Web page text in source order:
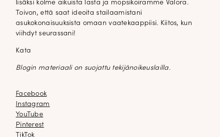
lisäksi kolme aikuista lasta ja mopsikoiramme Valora.
Toivon, että saat ideoita stailaamistani
asukokonaisuuksista omaan vaatekaappiisi. Kiitos, kun
viihdyt seurassani!
Kata
Blogin materiaali on suojattu tekijänoikeuslailla.
Facebook
Facebook
Instagram
Instagram
YouTube
YouTube
Pinterest
Pinterest
TikTok
TikTok